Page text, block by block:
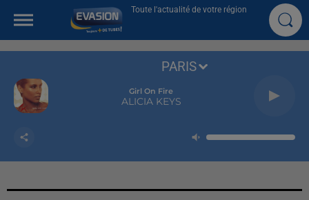
Toute l'actualité de votre région
Girl On Fire
ALICIA KEYS
PARIS